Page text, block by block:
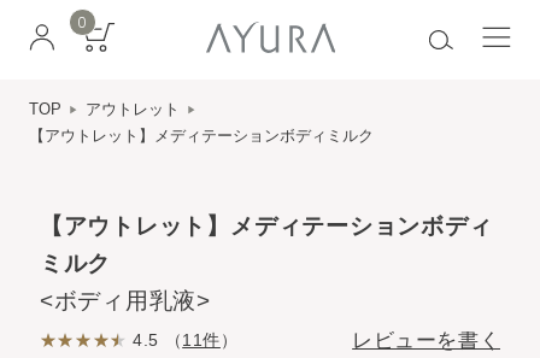
0
TOP
アウトレット
【アウトレット】メディテーションボディミルク
【アウトレット】メディテーションボディ
ミルク
<ボディ用乳液>
4.5 （11件） レビューを書く